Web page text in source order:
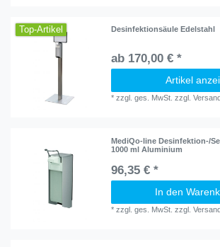
Top-Artikel Desinfektionsäule Edelstahl
ab 170,00 € *
Artikel
*zzgl. ges. MwSt. zzgl.
MediQo-line Desinfektion-/
1000 ml Aluminium
96,35 € *
In den
*zzgl. ges. MwSt. zzgl.